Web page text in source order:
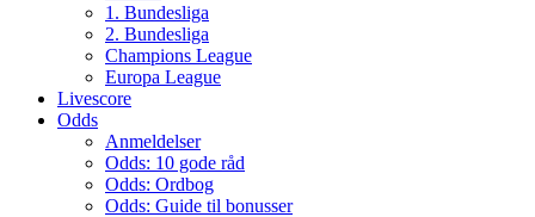
1. Bundesliga
2. Bundesliga
Champions League
Europa League
Livescore
Odds
Anmeldelser
Odds: 10 gode råd
Odds: Ordbog
Odds: Guide til bonusser